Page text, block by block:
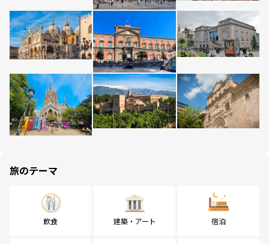
旅のテーマ
飲食 建築・アート 宿泊